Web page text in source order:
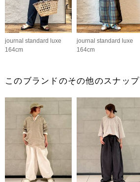
journal standard luxe
164cm
journal standard luxe
164cm
このブランドのその他のスナップ